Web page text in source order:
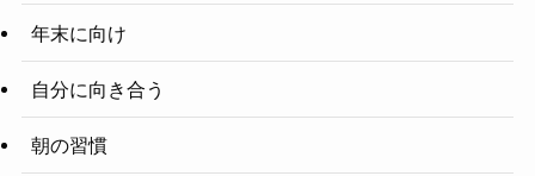
年末に向け
自分に向き合う
朝の習慣